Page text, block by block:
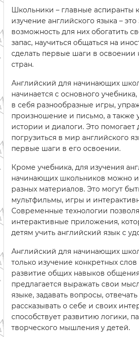
Школьники – главные аспиранты
изучение английского языка – это
возможность для них обогатить
запас, научиться общаться на
сделать первые шаги в освоении
стран.
Английский для начинающих
начинается с основного
в себя разнообразные игры,
произношение и письмо, а также
истории и диалоги. Это помогает
погрузиться в мир английского
первые шаги в его освоении.
Кроме учебника, для изучения
начинающих школьников можно
разных материалов. Это могут
мультфильмы, игры и
Современные технологии
интерактивные приложения,
детям учить английский язык с
Английский для начинающих
только изучение конкретных
развитие общих навыков
предлагается выражать свои
языке, задавать вопросы,
рассказывать о себе и своих
способствует развитию логики,
творческого мышления у детей.